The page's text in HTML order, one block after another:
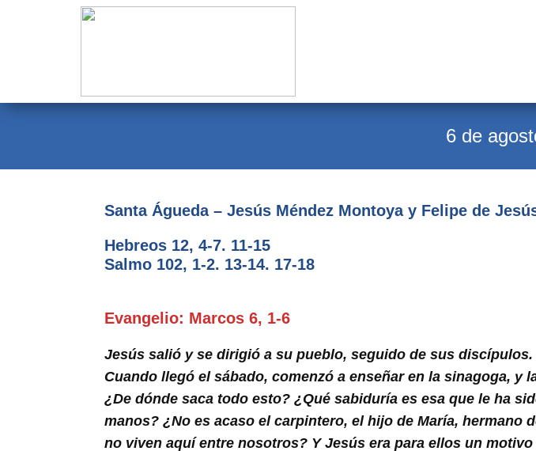
Calendario
Pastoral Vocacional
6 de
Santa Águeda – Jesús Méndez Montoya y Felipe de
Hebreos 12, 4-7. 11-15
Salmo 102, 1-2. 13-14. 17-18
Evangelio: Marcos 6, 1-6
Jesús salió y se dirigió a su pueblo, seguido de sus discípulos.
Cuando llegó el sábado, comenzó a enseñar en la sinagoga,
¿De dónde saca todo esto? ¿Qué sabiduría es esa que le ha
manos? ¿No es acaso el carpintero, el hijo de María, hermano
no viven aquí entre nosotros? Y Jesús era para ellos un motivo